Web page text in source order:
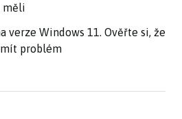
měli
verze Windows 11. Ověřte si, že
problém